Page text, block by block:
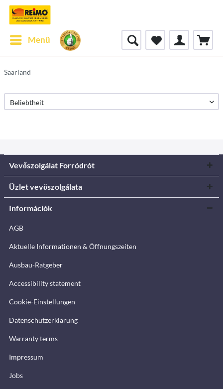
Menü
Saarland
Vevőszolgálat Forródrót
Üzlet vevőszolgálata
Információk
AGB
Aktuelle Informationen & Öffnungszeiten
Ausbau-Ratgeber
Accessibility statement
Cookie-Einstellungen
Datenschutzerklärung
Warranty terms
Impressum
Jobs